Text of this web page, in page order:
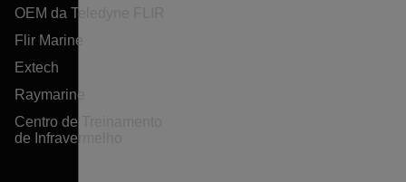
OEM da Teledyne FLIR
Flir Marine
Extech
Raymarine
Centro de Treinamento
de Infravermelho